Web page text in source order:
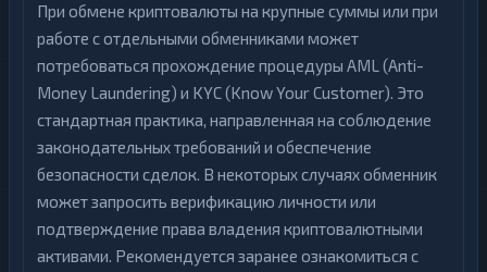
При обмене криптовалюты на крупные суммы или при
работе с отдельными обменниками может
потребоваться прохождение процедуры AML (Anti-
Money Laundering) и KYC (Know Your Customer). Это
стандартная практика, направленная на соблюдение
законодательных требований и обеспечение
безопасности сделок. В некоторых случаях обменник
может запросить верификацию личности или
подтверждение права владения криптовалютными
активами. Рекомендуется заранее ознакомиться с